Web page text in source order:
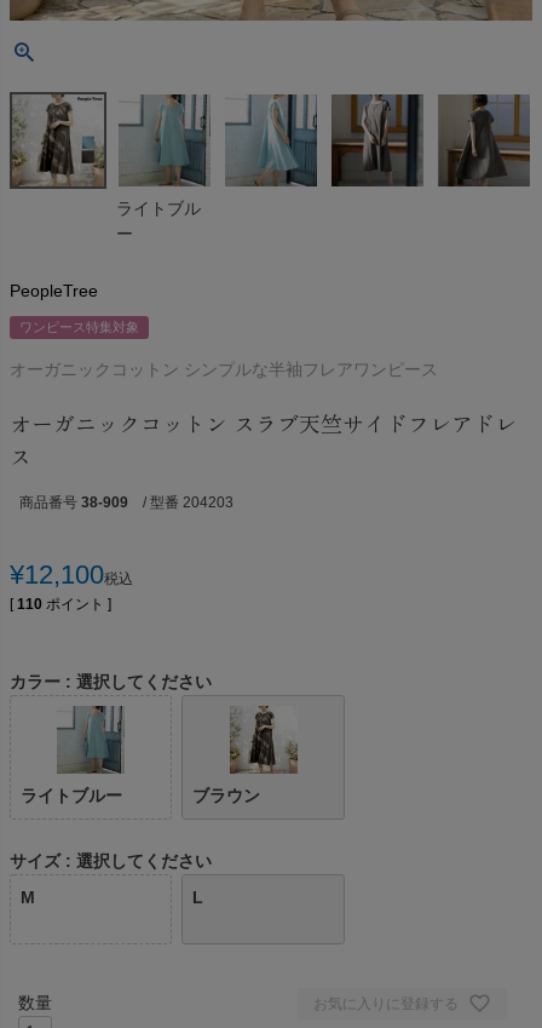
ライトブル
ー
PeopleTree
ワンピース特集対象
オーガニックコットン シンプルな半袖フレアワンピース
オーガニックコットン スラブ天竺サイドフレアドレ
ス
商品番号 38-909 / 型番 204203
¥12,100税込
[ 110 ポイント ]
カラー 選択してください
ライトブルー ブラウン
サイズ
選択してください
M
L
お気に入りに登録する